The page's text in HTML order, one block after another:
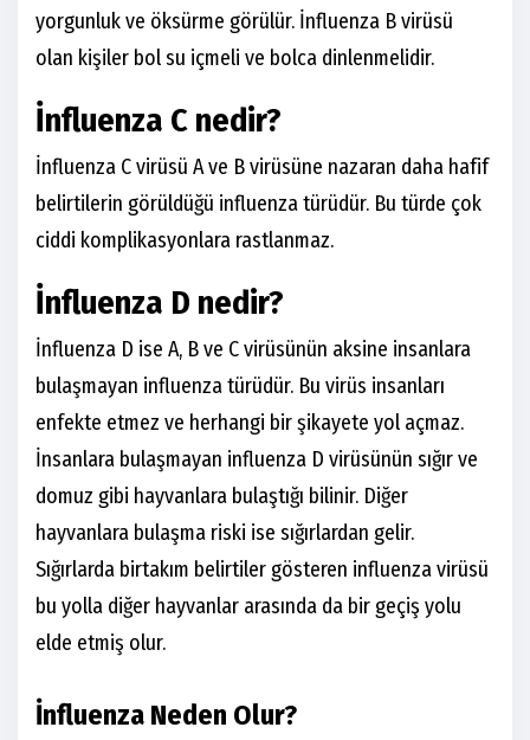
yorgunluk ve öksürme görülür. İnfluenza B virüsü
olan kişiler bol su içmeli ve bolca dinlenmelidir.
İnfluenza C nedir?
İnfluenza C virüsü A ve B virüsüne nazaran daha hafif
belirtilerin görüldüğü influenza türüdür. Bu türde çok
ciddi komplikasyonlara rastlanmaz.
İnfluenza D nedir?
İnfluenza D ise A, B ve C virüsünün aksine insanlara
bulaşmayan influenza türüdür. Bu virüs insanları
enfekte etmez ve herhangi bir şikayete yol açmaz.
İnsanlara bulaşmayan influenza D virüsünün sığır ve
domuz gibi hayvanlara bulaştığı bilinir. Diğer
hayvanlara bulaşma riski ise sığırlardan gelir.
Sığırlarda birtakım belirtiler gösteren influenza virüsü
bu yolla diğer hayvanlar arasında da bir geçiş yolu
elde etmiş olur.
İnfluenza Neden Olur?